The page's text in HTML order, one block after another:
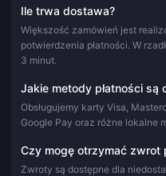
Ile trwa dostawa?
Większość zamówień jest
potwierdzenia płatności. W
3 minut.
Jakie metody płatności są
Obsługujemy karty Visa,
Google Pay oraz różne lokalne
Czy mogę otrzymać zwrot
Zwroty są dostępne dla